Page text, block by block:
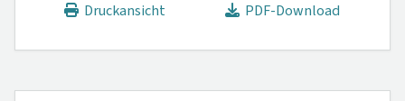
Druckansicht
PDF-Download